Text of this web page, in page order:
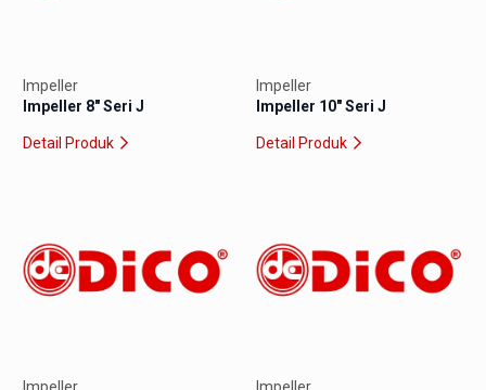
Impeller
Impeller 8″ Seri J
Detail Produk
Impeller
Impeller 10″ Seri J
Detail Produk